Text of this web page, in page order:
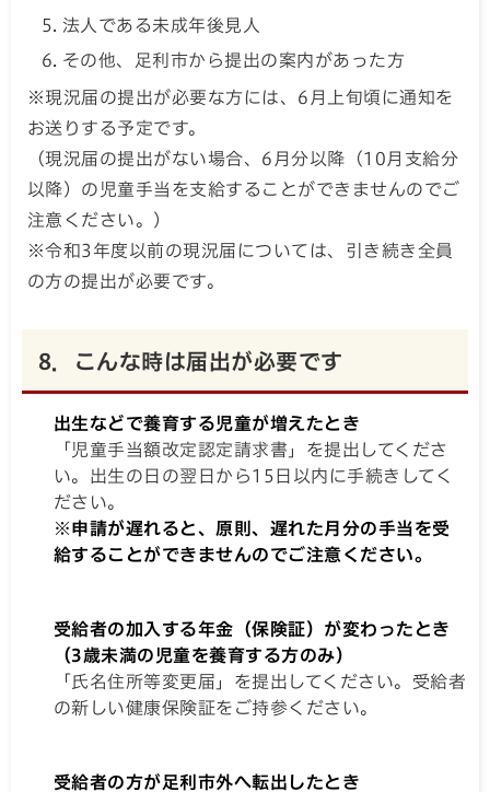
法人である未成年後見人
その他、足利市から提出の案内があった方
※現況届の提出が必要な方には、6月上旬頃に通知を
お送りする予定です。
（現況届の提出がない場合、6月分以降（10月支給分
以降）の児童手当を支給することができませんのでご
注意ください。）
※令和3年度以前の現況届については、引き続き全員
の方の提出が必要です。
8．こんな時は届出が必要です
出生などで養育する児童が増えたとき
「児童手当額改定認定請求書」を提出してくださ
い。出生の日の翌日から15日以内に手続きしてく
ださい。
※申請が遅れると、原則、遅れた月分の手当を受
給することができませんのでご注意ください。
受給者の加入する年金（保険証）が変わったとき
（3歳未満の児童を養育する方のみ）
「氏名住所等変更届」を提出してください。受給者
の新しい健康保険証をご持参ください。
受給者の方が足利市外へ転出したとき